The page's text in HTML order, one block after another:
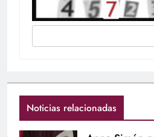
Noticias relacionadas